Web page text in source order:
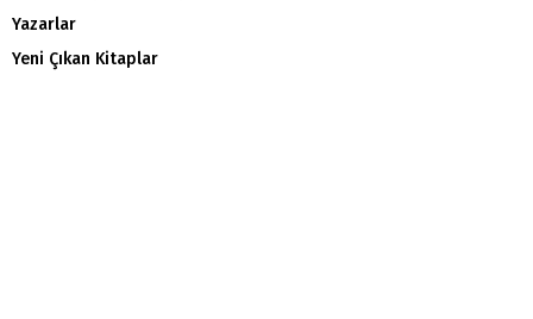
Yazarlar
Yeni Çıkan Kitaplar